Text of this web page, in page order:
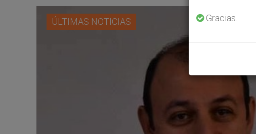
ÚLTIMAS NOTICIAS Gracias.